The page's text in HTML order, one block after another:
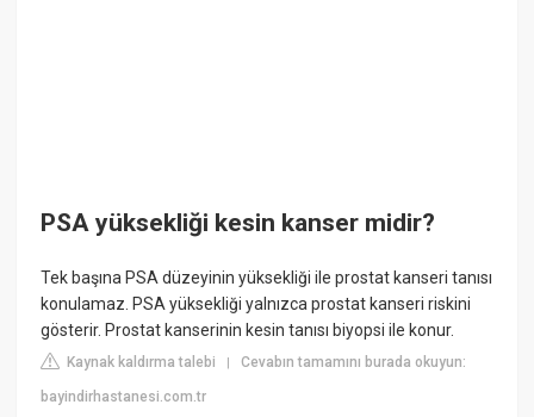
PSA yüksekliği kesin kanser midir?
Tek başına PSA düzeyinin yüksekliği ile prostat kanseri tanısı
konulamaz. PSA yüksekliği yalnızca prostat kanseri riskini
gösterir. Prostat kanserinin kesin tanısı biyopsi ile konur.
Kaynak kaldırma talebi |Cevabın tamamını burada okuyun:
bayindirhastanesi.com.tr